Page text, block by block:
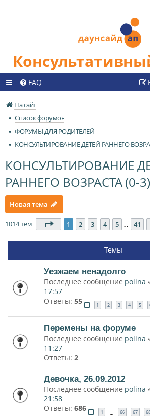
FAQ
На сайт
Список форумов
ФОРУМЫ ДЛЯ РОДИТЕЛЕЙ
КОНСУЛЬТИРОВАНИЕ ДЕТЕЙ РАННЕГО
КОНСУЛЬТИРОВАНИЕ
РАННЕГО ВОЗРАСТА (0-3)
Новая тема
1014 тем Страница 1из 41
1 2 3 4 5 … 41
Темы
Уезжаем ненадолго
Последнее сообщение polina
17:57
Ответы: 55 1 2 3 4 5
Перемены на форуме
Последнее сообщение polina
11:27
Ответы: 2
Девочка, 26.09.2012
Последнее сообщение polina
21:58
Ответы: 686 1 … 66 67